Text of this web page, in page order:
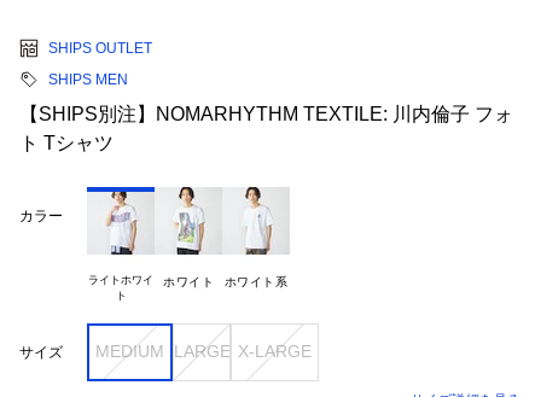
SHIPS OUTLET
SHIPS MEN
【SHIPS別注】NOMARHYTHM TEXTILE: 川内倫子 フォ
ト Tシャツ
カラー
ライトホワイ
ホワイト ホワイト系
サイズ MEDIUM LARGE X-LARGE